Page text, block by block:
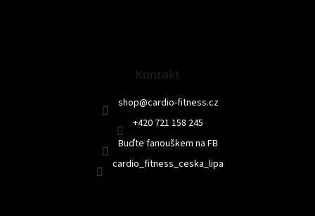
Kontakt
shop@cardio-fitness.cz
+420 721 158 245
Buďte fanouškem na FB
cardio_fitness_ceska_lipa